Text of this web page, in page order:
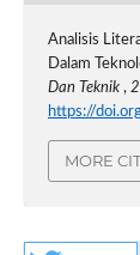
Analisis
Dalam
Dan Teknik , 2
https://
MORE